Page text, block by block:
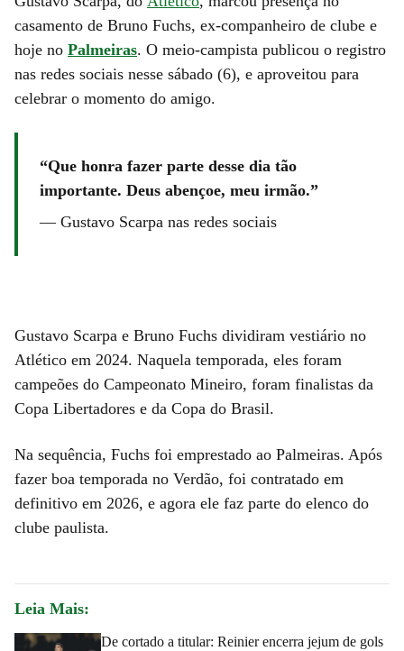
casamento de Bruno Fuchs, ex-companheiro de clube e
hoje no Palmeiras. O meio-campista publicou o registro
nas redes sociais nesse sábado (6), e aproveitou para
celebrar o momento do amigo.
Que honra fazer parte desse dia tão
importante. Deus abençoe, meu irmão.
— Gustavo Scarpa nas redes sociais
Gustavo Scarpa e Bruno Fuchs dividiram vestiário no
Atlético em 2024. Naquela temporada, eles foram
campeões do Campeonato Mineiro, foram finalistas da
Copa Libertadores e da Copa do Brasil.
Na sequência, Fuchs foi emprestado ao Palmeiras. Após
fazer boa temporada no Verdão, foi contratado em
definitivo em 2026, e agora ele faz parte do elenco do
clube paulista.
Leia Mais:
De cortado a titular: Reinier encerra jejum de gols